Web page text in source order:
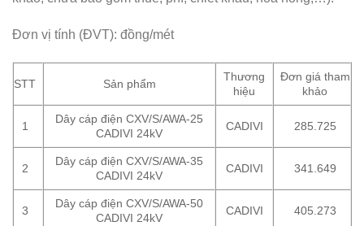
Đơn vị tính (ĐVT): đồng/mét
STT Sản phẩm
Thương
hiệu
Đơn giá tham
khảo
1
Dây cáp điện CXV/S/AWA-25
CADIVI 24kV
CADIVI 285.725
2
Dây cáp điện CXV/S/AWA-35
CADIVI 24kV
CADIVI 341.649
3
Dây cáp điện CXV/S/AWA-50
CADIVI 24kV
CADIVI 405.273